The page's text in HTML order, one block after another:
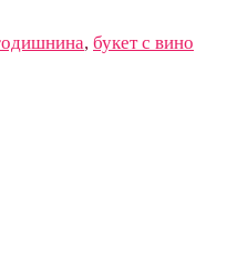
, букет с вино